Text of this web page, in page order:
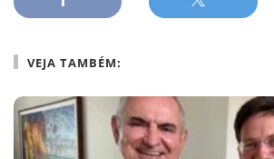
VEJA TAMBÉM: